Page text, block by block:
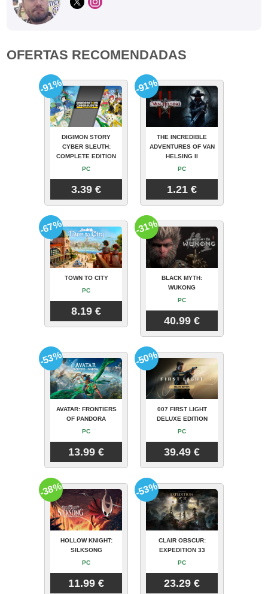
OFERTAS RECOMENDADAS
DIGIMON STORY
CYBER SLEUTH:
COMPLETE EDITION
PC
3.39 €
-91%
THE INCREDIBLE
ADVENTURES OF VAN
HELSING II
PC
1.21 €
-91%
TOWN TO CITY
PC
8.19 €
-67%
BLACK MYTH:
WUKONG
PC
40.99 €
-31%
AVATAR: FRONTIERS
OF PANDORA
PC
13.99 €
-53%
007 FIRST LIGHT
DELUXE EDITION
PC
39.49 €
-50%
HOLLOW KNIGHT:
SILKSONG
PC
11.99 €
-38%
CLAIR OBSCUR:
EXPEDITION 33
PC
23.29 €
-53%